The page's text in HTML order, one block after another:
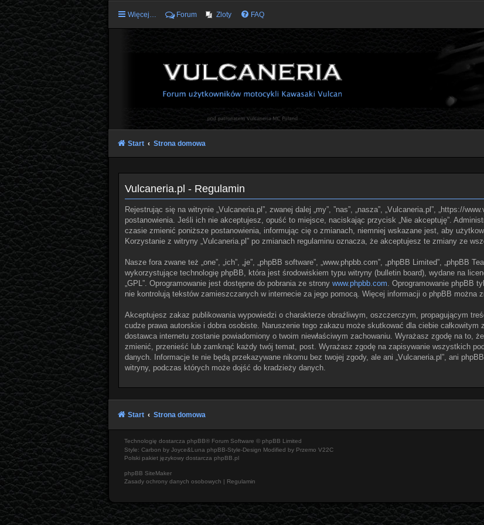
Więcej… Forum Zloty FAQ
Start Strona domowa
Vulcaneria.pl - Regulamin
Rejestrując się na witrynie „Vulcaneria.pl”, zwanej dalej „my”, ”nas”, „nasza”, „Vulcaneria.pl”, „https://
postanowienia. Jeśli ich nie akceptujesz, opuść to miejsce, naciskając przycisk „Nie akceptuję”.
czasie zmienić poniższe postanowienia, informując cię o zmianach, niemniej wskazane jest, aby
Korzystanie z witryny „Vulcaneria.pl” po zmianach regulaminu oznacza, że akceptujesz te zmiany ze
Nasze fora zwane też „one”, „ich”, „je”, „phpBB software”, „www.phpbb.com”, „phpBB Limited”, „phpBB
wykorzystujące technologię phpBB, która jest środowiskiem typu witryny (bulletin board), wydane na
„GPL”. Oprogramowanie jest dostępne do pobrania ze strony www.phpbb.com . Oprogramowanie phpBB
nie kontrolują tekstów zamieszczanych w internecie za jego pomocą. Więcej informacji o phpBB można
Akceptujesz zakaz publikowania wypowiedzi o charakterze obraźliwym, oszczerczym, propagującym
cudze prawa autorskie i dobra osobiste. Naruszenie tego zakazu może skutkować dla ciebie całkowitym
dostawca internetu zostanie powiadomiony o twoim niewłaściwym zachowaniu. Wyrażasz zgodę na to,
zmienić, przenieść lub zamknąć każdy twój temat, post. Wyrażasz zgodę na zapisywanie wszystkich
danych. Informacje te nie będą przekazywane nikomu bez twojej zgody, ale ani „Vulcaneria.pl”, ani
witryny, podczas których może dojść do kradzieży danych.
Start Strona domowa
Technologię dostarcza phpBB® Forum Software © phpBB Limited
Style: Carbon by Joyce&Luna phpBB-Style-Design Modified by Przemo V22C
Polski pakiet językowy dostarcza phpBB.pl
phpBB SiteMaker
Zasady ochrony danych osobowych | Regulamin